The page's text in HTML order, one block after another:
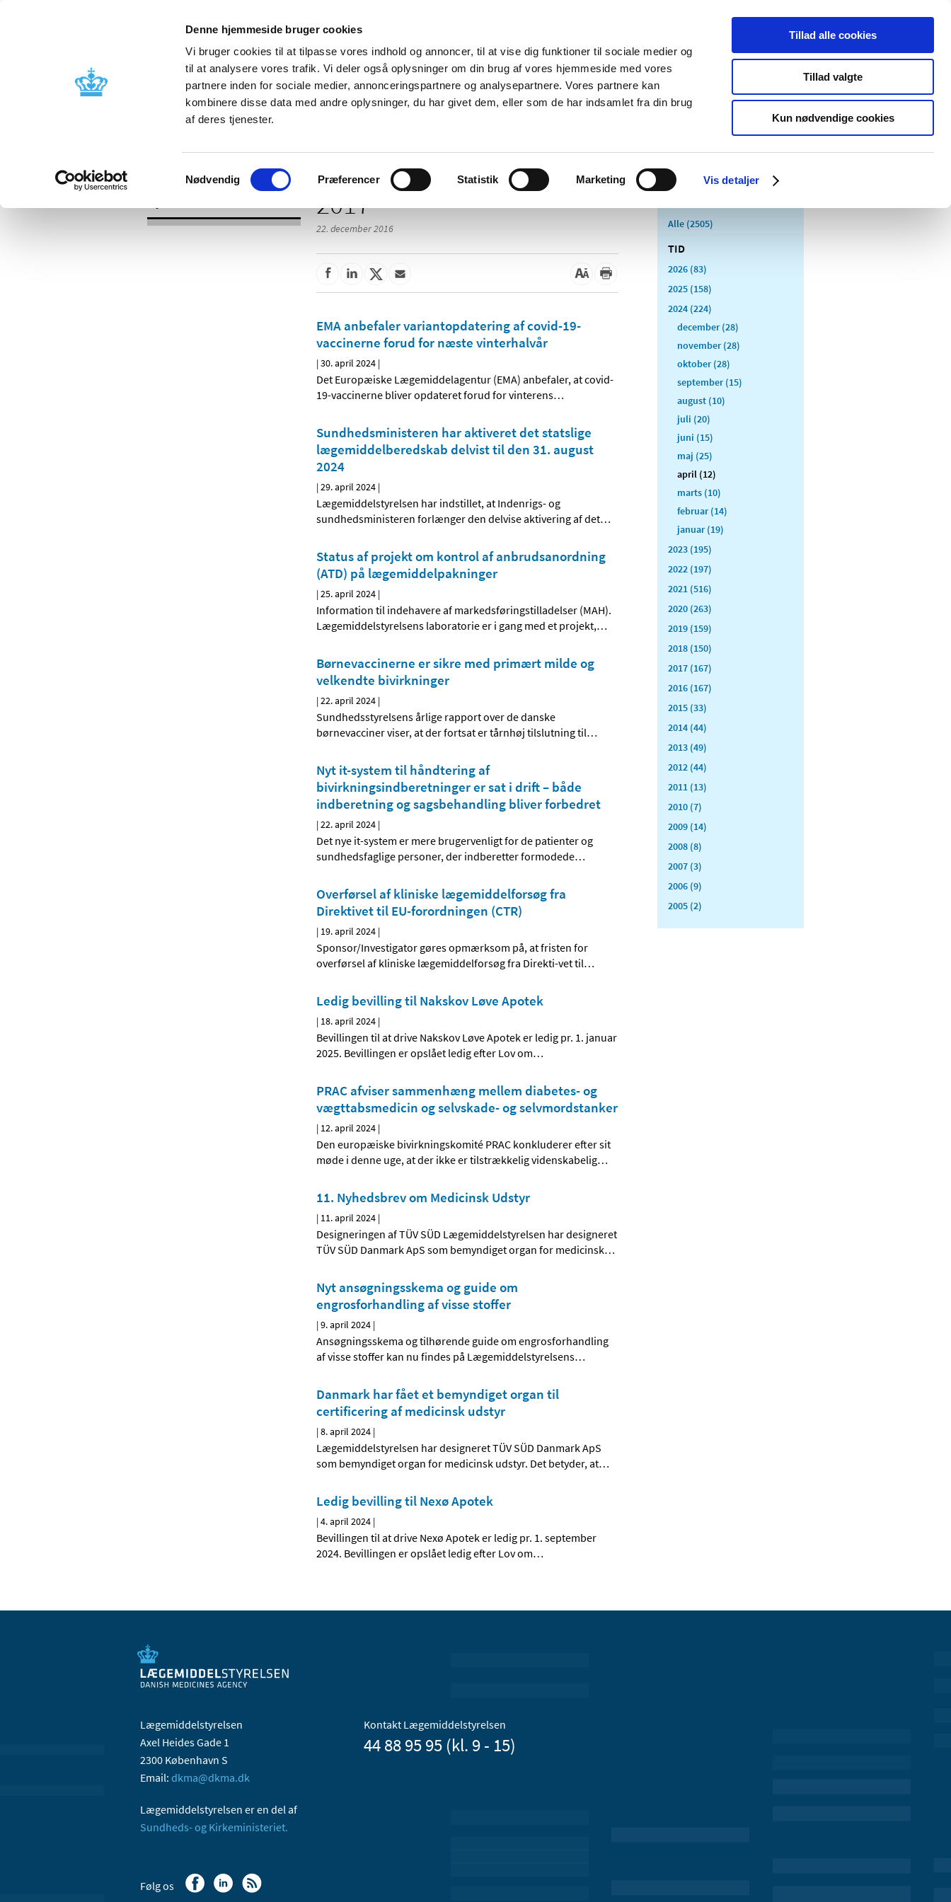
Denne hjemmeside bruger cookies
Vi bruger cookies til at tilpasse vores indhold og annoncer, til at vise dig funktioner til sociale medier og
til at analysere vores trafik. Vi deler også oplysninger om din brug af vores hjemmeside med vores
partnere inden for sociale medier, annonceringspartnere og analysepartnere. Vores partnere kan
kombinere disse data med andre oplysninger, du har givet dem, eller som de har indsamlet fra din brug
af deres tjenester.
Samtykkevalg
Nødvendig Præferencer Statistik Marketing Vis detaljer
Tillad alle cookies
Tillad valgte
Kun nødvendige cookies
Nyheder Om os Kontakt Udgivelser
Godkendelse og
Bivirkninger og
produktinformation
Tilskud og
Apoteker og salg af
Medicinsk
Særlige
produktområder
2017
22. december 2016
EMA anbefaler variantopdatering af covid-19-
vaccinerne forud for næste vinterhalvår
|30. april 2024 |
Det Europæiske Lægemiddelagentur (EMA) anbefaler, at covid-
19-vaccinerne bliver opdateret forud for vinterens…
Sundhedsministeren har aktiveret det statslige
lægemiddelberedskab delvist til den 31. august
2024
|29. april 2024 |
Lægemiddelstyrelsen har indstillet, at Indenrigs- og
sundhedsministeren forlænger den delvise aktivering af det…
Status af projekt om kontrol af anbrudsanordning
(ATD) på lægemiddelpakninger
|25. april 2024 |
Information til indehavere af markedsføringstilladelser (MAH).
Lægemiddelstyrelsens laboratorie er i gang med et projekt,…
Børnevaccinerne er sikre med primært milde og
velkendte bivirkninger
|22. april 2024 |
Sundhedsstyrelsens årlige rapport over de danske
børnevacciner viser, at der fortsat er tårnhøj tilslutning til…
Nyt it-system til håndtering af
bivirkningsindberetninger er sat i drift – både
indberetning og sagsbehandling bliver forbedret
|22. april 2024 |
Det nye it-system er mere brugervenligt for de patienter og
sundhedsfaglige personer, der indberetter formodede…
Overførsel af kliniske lægemiddelforsøg fra
Direktivet til EU-forordningen (CTR)
| 19. april 2024 |
Sponsor/Investigator gøres opmærksom på, at fristen for
overførsel af kliniske lægemiddelforsøg fra Direkti-vet til…
Ledig bevilling til Nakskov Løve Apotek
| 18. april 2024 |
Bevillingen til at drive Nakskov Løve Apotek er ledig pr. 1. januar
2025. Bevillingen er opslået ledig efter Lov om…
PRAC afviser sammenhæng mellem diabetes- og
vægttabsmedicin og selvskade- og selvmordstanker
| 12. april 2024 |
Den europæiske bivirkningskomité PRAC konkluderer efter sit
møde i denne uge, at der ikke er tilstrækkelig videnskabelig…
11. Nyhedsbrev om Medicinsk Udstyr
| 11. april 2024 |
Designeringen af TÜV SÜD Lægemiddelstyrelsen har designeret
TÜV SÜD Danmark ApS som bemyndiget organ for medicinsk…
Nyt ansøgningsskema og guide om
engrosforhandling af visse stoffer
|9. april 2024 |
Ansøgningsskema og tilhørende guide om engrosforhandling
af visse stoffer kan nu findes på Lægemiddelstyrelsens…
Danmark har fået et bemyndiget organ til
certificering af medicinsk udstyr
|8. april 2024 |
Lægemiddelstyrelsen har designeret TÜV SÜD Danmark ApS
som bemyndiget organ for medicinsk udstyr. Det betyder, at…
Ledig bevilling til Nexø Apotek
|4. april 2024 |
Bevillingen til at drive Nexø Apotek er ledig pr. 1. september
2024. Bevillingen er opslået ledig efter Lov om…
Alle (2505)
TID
2026 (83)
2025 (158)
2024 (224)
december (28)
november (28)
oktober (28)
september (15)
august (10)
juli (20)
juni (15)
maj (25)
april (12)
marts (10)
februar (14)
januar (19)
2023 (195)
2022 (197)
2021 (516)
2020 (263)
2019 (159)
2018 (150)
2017 (167)
2016 (167)
2015 (33)
2014 (44)
2013 (49)
2012 (44)
2011 (13)
2010 (7)
2009 (14)
2008 (8)
2007 (3)
2006 (9)
2005 (2)
Lægemiddelstyrelsen
Axel Heides Gade 1
2300 København S
Email: dkma@dkma.dk
Lægemiddelstyrelsen er en del af
Sundheds- og Kirkeministeriet.
Kontakt Lægemiddelstyrelsen
44 88 95 95 (kl. 9 - 15)
Følg os